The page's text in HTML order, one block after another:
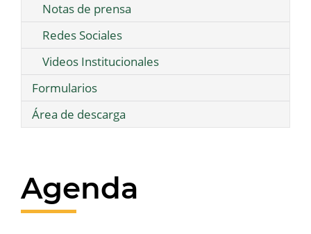
Notas de prensa
Redes Sociales
Videos Institucionales
Formularios
Área de descarga
Agenda